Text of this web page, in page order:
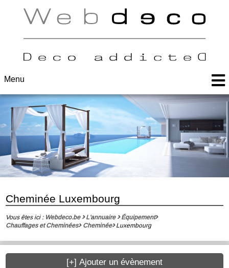
Menu
Cheminée Luxembourg
Vous êtes ici : Webdeco.be L'annuaire
Équipement
Chauffages et Cheminées
Cheminée Luxembourg
[+] Ajouter un évènement